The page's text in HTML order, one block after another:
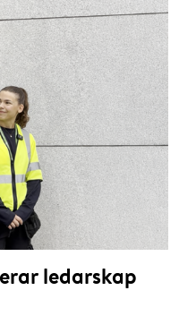
ledarskap